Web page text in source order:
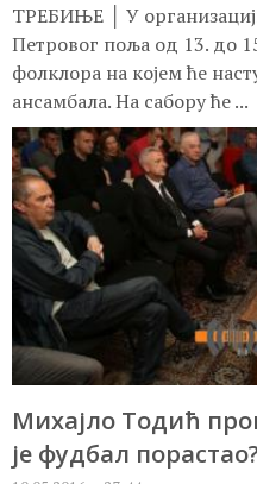
ТРЕБИЊЕ │ У
Петровог поља од 13. до
фолклора на којем ће
ансамбала. На сабору ће ...
Михајло Тодић
је фудбал